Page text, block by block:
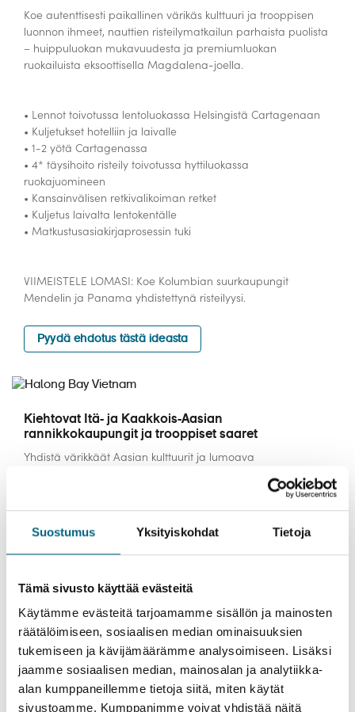
Suostumus Yksityiskohdat Tietoja
Tämä sivusto käyttää evästeitä
Käytämme evästeitä tarjoamamme sisällön ja mainosten
räätälöimiseen, sosiaalisen median ominaisuuksien
tukemiseen ja kävijämäärämme analysoimiseen. Lisäksi
jaamme sosiaalisen median, mainosalan ja analytiikka-
alan kumppaneillemme tietoja siitä, miten käytät
sivustoamme. Kumppanimme voivat yhdistää näitä
Koe autenttisesti paikallinen värikäs kulttuuri ja trooppisen
luonnon ihmeet, nauttien risteilymatkailun parhaista puolista
– huippuluokan mukavuudesta ja premiumluokan
ruokailuista eksoottisella Magdalena-joella.
• Lennot toivotussa lentoluokassa Helsingistä Cartagenaan
• Kuljetukset hotelliin ja laivalle
• 1-2 yötä Cartagenassa
• 4* täysihoito risteily toivotussa hyttiluokassa
ruokajuomineen
• Kansainvälisen retkivalikoiman retket
• Kuljetus laivalta lentokentälle
• Matkustusasiakirjaprosessin tuki
VIIMEISTELE LOMASI: Koe Kolumbian suurkaupungit
Mendelin ja Panama yhdistettynä risteilyysi.
Pyydä ehdotus tästä ideasta
Kiehtovat Itä- ja Kaakkois-Aasian
rannikkokaupungit ja trooppiset saaret
Yhdistä värikkäät Aasian kulttuurit ja lumoava
kulinaristisista elämyksistä huipputason viihteestä
rauhallisessa aikuiseen makuun olevassa tunnelmassa.
• Lennot toivotussa lentoluokassa Helsingistä Hong Kongiin
• 4* täysihoito risteily toivotussa hyttiluokassa
ruokajuomineen
• Kansainvälisen retkivalikoiman retket
• Toivottu majoitus, retkiohjelma ja kuljetukset risteilyn jälkeen
VIIMEISTELE LOMASI: Tee Japanin kiertomatka yhdistettynä
risteilyysi.